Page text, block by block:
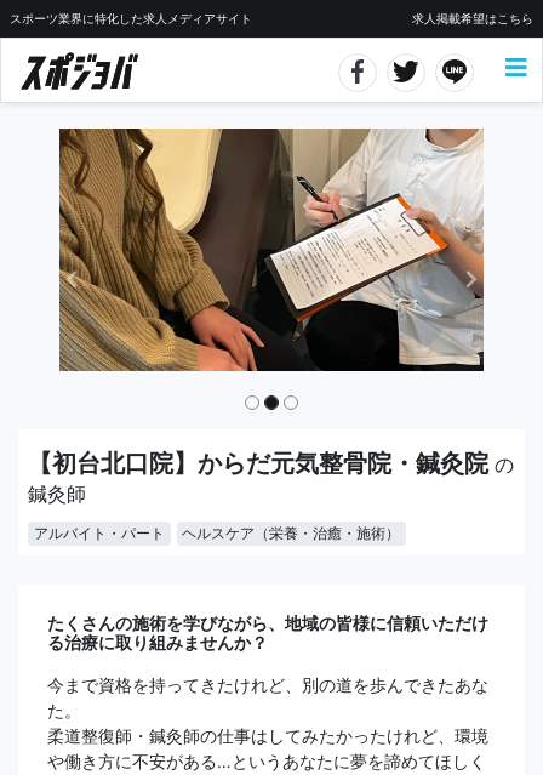
スポーツ業界に特化した求人メディアサイト 求人掲載希望はこちら
【初台北口院】からだ元気整骨院・鍼灸院 の
鍼灸師
アルバイト・パート ヘルスケア（栄養・治癒・施術）
たくさんの施術を学びながら、地域の皆様に信頼いただけ
る治療に取り組みませんか？
今まで資格を持ってきたけれど、別の道を歩んできたあな
た。
柔道整復師・鍼灸師の仕事はしてみたかったけれど、環境
や働き方に不安がある…というあなたに夢を諦めてほしく